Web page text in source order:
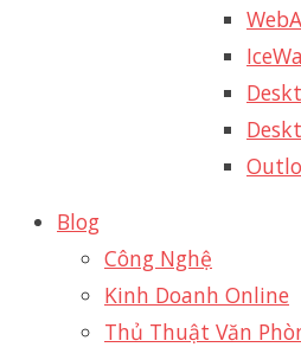
Blog
Công Nghệ
Kinh Doanh Online
Thủ Thuật Văn